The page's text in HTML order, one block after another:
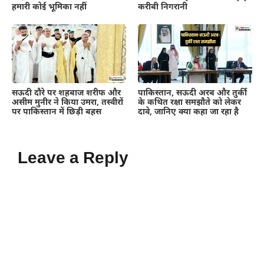
हमारी कोई भूमिका नहीं
करीबी निगरानी
सऊदी दौरे पर शहबाज शरीफ और
असीम मुनीर ने किया उमरा, तस्वीरों
पर पाकिस्तान में छिड़ी बहस
पाकिस्तान, सऊदी अरब और तुर्की
के कथित रक्षा समझौते को लेकर
दावे, जानिए क्या कहा जा रहा है
Leave a Reply